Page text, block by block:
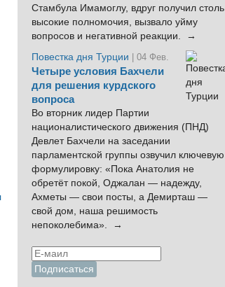
Стамбула Имамоглу, вдруг получил столь
высокие полномочия, вызвало уйму
вопросов и негативной реакции. →
Повестка дня Турции
| 04 Фев.
Четыре условия Бахчели
для решения курдского
вопроса
Во вторник лидер Партии
националистического движения (ПНД)
Девлет Бахчели на заседании
парламентской группы озвучил ключевую
формулировку: «Пока Анатолия не
обретёт покой, Оджалан — надежду,
Ахметы — свои посты, а Демирташ —
свой дом, наша решимость
непоколебима». →